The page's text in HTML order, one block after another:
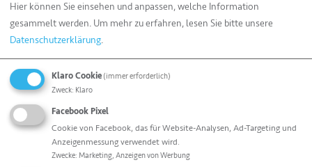
der Auswahl des richtigen Beutels viele Faktoren eine
Rolle.
Hohe Verfügbarkeit und schnelle Lieferzeiten
Das umfangreiche Lager gewährleistet dank der hohen
Hier können Sie einsehen und anpassen, welche Information
gesammelt werden. Um mehr zu erfahren, lesen Sie bitte unsere
Datenschutzerklärung.
Klaro Cookie (immer erforderlich)
Zweck: Klaro
Facebook Pixel
Cookie von Facebook, das für Website-Analysen, Ad-Targeting und
Anzeigenmessung verwendet wird.
Zwecke: Marketing, Anzeigen von Werbung